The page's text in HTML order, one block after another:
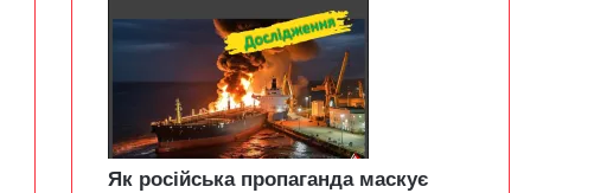
Як російська пропаганда маскує